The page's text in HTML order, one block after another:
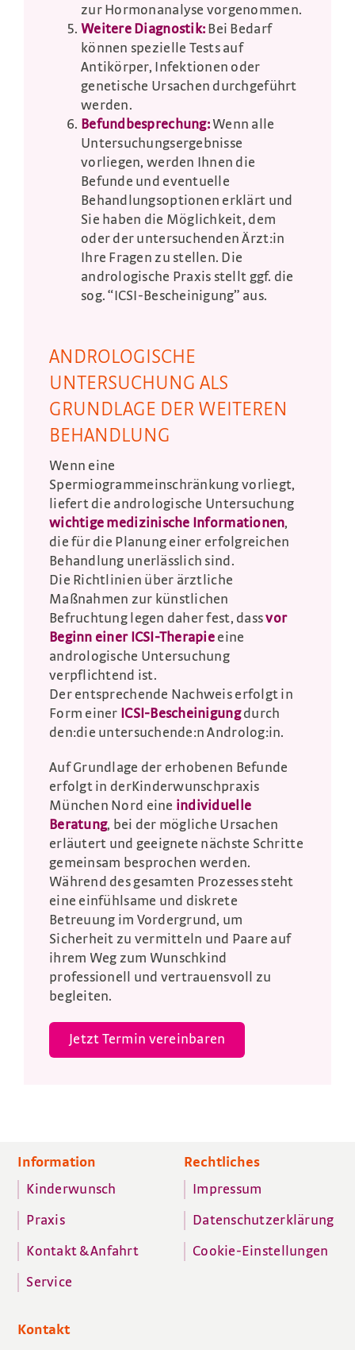
zur Hormonanalyse vorgenommen.
Weitere Diagnostik: Bei Bedarf
können spezielle Tests auf
Antikörper, Infektionen oder
genetische Ursachen durchgeführt
werden.
Befundbesprechung:Wenn alle
Untersuchungsergebnisse
vorliegen, werden Ihnen die
Befunde und eventuelle
Behandlungsoptionen erklärt und
Sie haben die Möglichkeit, dem
oder der untersuchenden Ärzt:in
Ihre Fragen zu stellen. Die
andrologische Praxis stellt ggf. die
sog. “ICSI-Bescheinigung” aus.
ANDROLOGISCHE
UNTERSUCHUNG ALS
GRUNDLAGE DER WEITEREN
BEHANDLUNG
Wenn eine
Spermiogrammeinschränkung vorliegt,
liefert die andrologische Untersuchung
wichtige medizinische Informationen,
die für die Planung einer erfolgreichen
Behandlung unerlässlich sind.
Die Richtlinien über ärztliche
Maßnahmen zur künstlichen
Befruchtung legen daher fest, dassvor
Beginn einer ICSI-Therapie eine
andrologische Untersuchung
verpflichtend ist.
Der entsprechende Nachweis erfolgt in
Form einer ICSI-Bescheinigungdurch
den:die untersuchende:n Androlog:in.
Auf Grundlage der erhobenen Befunde
erfolgt in derKinderwunschpraxis
München Nord eine individuelle
Beratung, bei der mögliche Ursachen
erläutert und geeignete nächste Schritte
gemeinsam besprochen werden.
Während des gesamten Prozesses steht
eine einfühlsame und diskrete
Betreuung im Vordergrund, um
Sicherheit zu vermitteln und Paare auf
ihrem Weg zum Wunschkind
professionell und vertrauensvoll zu
begleiten.
Jetzt Termin vereinbaren
Information
Kinderwunsch
Praxis
Kontakt & Anfahrt
Service
Rechtliches
Impressum
Datenschutzerklärung
Cookie-Einstellungen
Kontakt